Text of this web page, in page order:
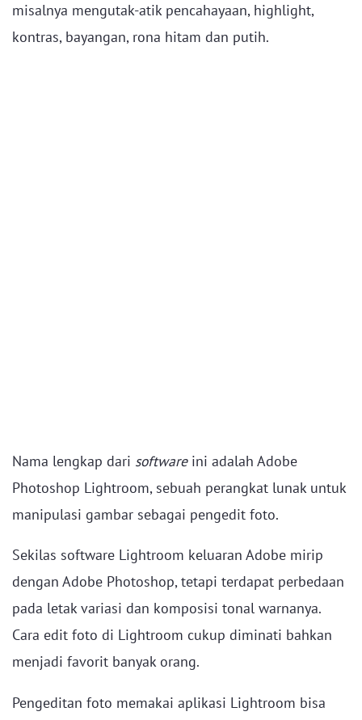
misalnya mengutak-atik pencahayaan, highlight,
kontras, bayangan, rona hitam dan putih.
Nama lengkap dari softwareini adalah Adobe
Photoshop Lightroom, sebuah perangkat lunak untuk
manipulasi gambar sebagai pengedit foto.
Sekilas software Lightroom keluaran Adobe mirip
dengan Adobe Photoshop, tetapi terdapat perbedaan
pada letak variasi dan komposisi tonal warnanya.
Cara edit foto di Lightroom cukup diminati bahkan
menjadi favorit banyak orang.
Pengeditan foto memakai aplikasi Lightroom bisa